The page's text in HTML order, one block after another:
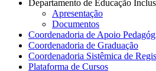
Departamento de Educação
Apresentação
Documentos
Coordenadoria de Apoio
Coordenadoria de Graduação
Coordenadoria Sistêmica de
Plataforma de Cursos